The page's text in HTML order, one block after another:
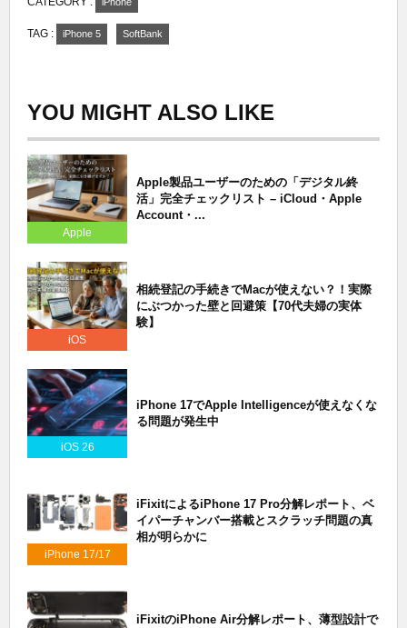
iPhone
TAG : iPhone 5 SoftBank
YOU MIGHT ALSO LIKE
Apple
Apple製品ユーザーのための「デジタル終
活」完全チェックリスト – iCloud・Apple
Account・...
iOS
相続登記の手続きでMacが使えない？！実際
にぶつかった壁と回避策【70代夫婦の実体
験】
iOS 26
iPhone 17でApple Intelligenceが使えなくな
る問題が発生中
iPhone 17/17
iFixitによるiPhone 17 Pro分解レポート、ベ
イパーチャンバー搭載とスクラッチ問題の真
相が明らかに
iFixitのiPhone Air分解レポート、薄型設計で